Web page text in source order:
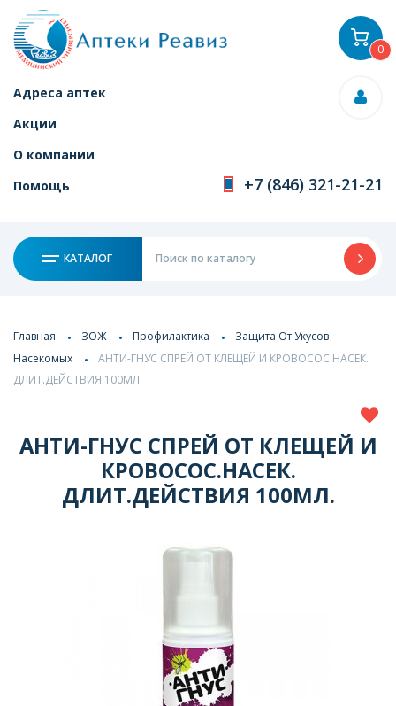
Адреса аптек
Акции
О компании
Помощь
+7 (846) 321-21-21
КАТАЛОГ
0
Главная ЗОЖ Профилактика
Защита От Укусов
Насекомых
АНТИ-ГНУС СПРЕЙ ОТ КЛЕЩЕЙ И КРОВОСОС.НАСЕК.
ДЛИТ.ДЕЙСТВИЯ 100МЛ.
АНТИ-ГНУС СПРЕЙ ОТ КЛЕЩЕЙ И
КРОВОСОС.НАСЕК.
ДЛИТ.ДЕЙСТВИЯ 100МЛ.